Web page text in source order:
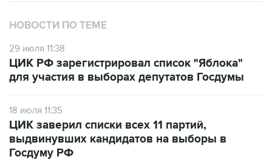
НОВОСТИ ПО ТЕМЕ
29 июля 11:38
ЦИК РФ зарегистрировал список "Яблока"
для участия в выборах депутатов Госдумы
18 июля 11:35
ЦИК заверил списки всех 11 партий,
выдвинувших кандидатов на выборы в
Госдуму РФ